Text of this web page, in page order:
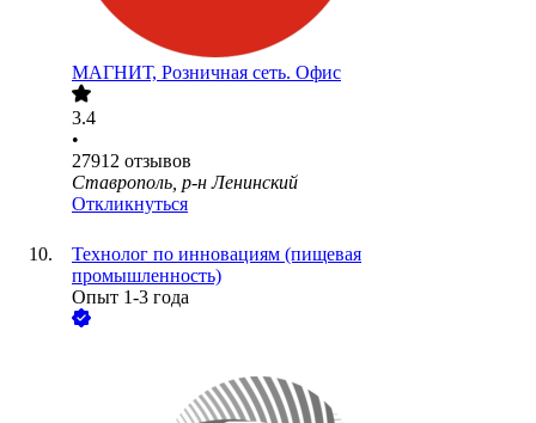
МАГНИТ, Розничная сеть. Офис
3.4
•
27912 отзывов
Ставрополь, р-н Ленинский
Откликнуться
Технолог по инновациям (пищевая
промышленность)
Опыт 1-3 года